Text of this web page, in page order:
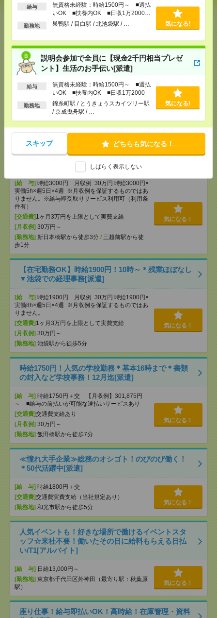
給与
無資格未経験：時給1500円～ ■週払
いOK ■扶養内OK ■日収1万2000円
以上
勤務地 巣鴨駅 / 目白駅 / 北池袋駅 / … 気になる!
説明会参加で全員に【現金2千円相当プレゼ
ント】生活のお手伝い[派遣]
給与
無資格未経験：時給1500円～ ■週払
いOK ■扶養内OK ■日収1万2000円
以上
勤務地
錦糸町駅 / とうきょうスカイツリー駅
/ 京成曳舟駅 / …
気になる!
スキップ どちらも気になる！
しばらく表示しない
無資格未経験：時給1500円～ ■週払い
OK ■扶養内OK ■日収1万2000円以上
[勤務地]巣鴨駅/目白駅/北池袋駅/…
説明会参加で全員に【現金2千円相当プレゼント】生
活のお手伝い[派遣]
無資格未経験：時給1500円～ ■週払い
OK ■扶養内OK ■日収1万2000円以上
交通費全額支給
[勤務地]錦糸町駅/とうきょうスカイツリー駅/京
【在宅勤務OK】時給3000円！10～16時＊残業ほぼな
し▼新日本橋で一般事務[派遣]
[給 与] 時給3000円 月収例 30万円 時給3000円×
実働5h×週5日×4週 ※月収例を保証するものではあ
りません。※給与即受取りサービス利用可（利用条
件有）
[交通費] 1ヶ月3万円を上限として実費支給
[月収例] 30万円～
[勤務地] 新日本橋駅から徒歩3分 / 三越前駅から徒
歩1分
気になる！
【在宅勤務OK】時給1900円！10時～＊残業ほぼなし
▼池袋での経理事務[派遣]
[給 与] 時給1900円 月収例 30万円 時給1900円×
実働8h×週5日×4週 ※月収例を保証するものではあ
りません。
[交通費] 1ヶ月3万円を上限として実費支給
[月収例] 30万円～
[勤務地] 池袋駅から徒歩5分
気になる！
時給1750円！人気の学校勤務＊基本16時まで＊書類
の封入など学校事務！12月迄[派遣]
[給 与] 時給1750円＋交 【月収例】301,875円
～ ■給与の前払いが可能な速払いサービスあり
[交通費]交通費支給あり
[月収例] 30万円～
[勤務地] 飯田橋駅から徒歩7分
気になる！
≪憧れ大手企業≫総務のオシゴト！のびのび働く！
＊50代活躍中[派遣]
[給 与] 時給1800円＋交
[交通費]交通費実費支給（当社規定あり）
[勤務地] 和光市駅から徒歩5分
気になる！
人気イベントも！好きな場所で働けるイベントスタ
ッフ☆来社不要！働いたその日に給料もらえる日払
い/T1[アルバイト]
[給 与] 日給13,000円～
[勤務地] 東京都千代田区外神田（最寄り駅：秋葉原
駅）
気になる！
座り仕事！給与即払いOK！高時給！在庫管理・資料